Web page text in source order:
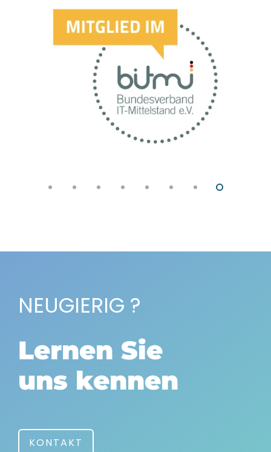
NEUGIERIG ?
Lernen Sie
uns kennen
KONTAKT